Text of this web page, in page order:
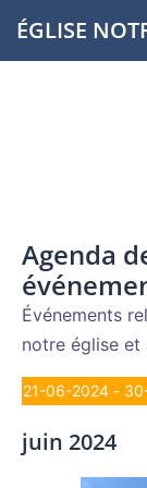
Aller
auÉGLISE
Agenda
Événements
notre église et
21-06-2024 -
une
juin 2024